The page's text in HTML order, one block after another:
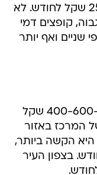
מקומות חניה להשכרה ב-250-300 שקל לחודש. לא
קופצים דמי
שניים ואף יותר
במרכז העיר מושכר מקום חנייה ב-400-600 שקל
המרכז באזור
היא הקשה ביותר,
ל-800 שקל לחודש. בצפון העיר